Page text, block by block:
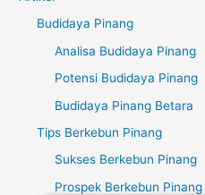
Budidaya Pinang
Analisa Budidaya Pinang
Potensi Budidaya Pinang
Budidaya Pinang Betara
Tips Berkebun Pinang
Sukses Berkebun Pinang
Prospek Berkebun Pinang